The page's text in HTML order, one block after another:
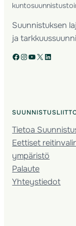
Suunnistuksen
ja
Facebook Instagram YouTube X LinkedIn
Tietoa
Eettiset
ympäristö
Palaute
Yhteystiedot